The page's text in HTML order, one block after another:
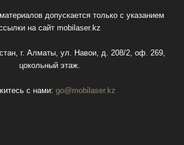
допускается только с указанием
на сайт mobilaser.kz
г. Алматы, ул. Навои, д. 208/2, оф. 269,
цокольный этаж.
с нами: go@mobilaser.kz